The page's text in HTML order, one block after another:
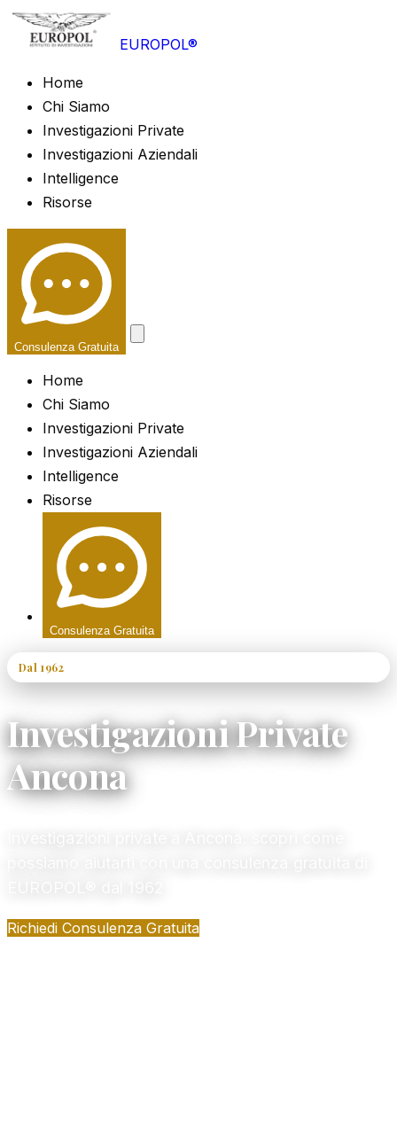
EUROPOL®
Home
Chi Siamo
Investigazioni Private
Investigazioni Aziendali
Intelligence
Risorse
Consulenza Gratuita
Home
Chi Siamo
Investigazioni Private
Investigazioni Aziendali
Intelligence
Risorse
Consulenza Gratuita
Dal 1962
Investigazioni Private
Ancona
Richiedi Consulenza Gratuita